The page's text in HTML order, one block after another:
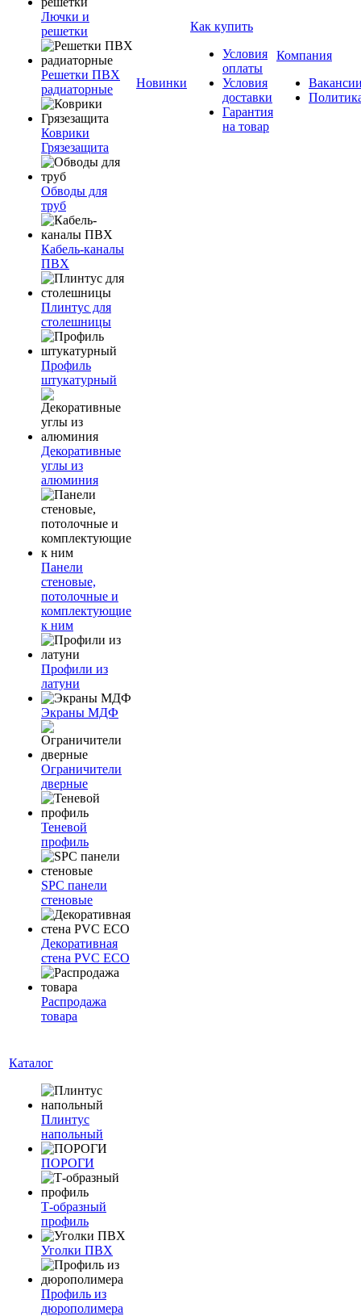
Лючки и
решетки
Решетки ПВХ
радиаторные
Коврики
Грязезащита
Обводы для
труб
Кабель-каналы
ПВХ
Плинтус для
столешницы
Профиль
штукатурный
Декоративные
углы из
алюминия
Панели
стеновые,
потолочные и
комплектующие
к ним
Профили из
латуни
Экраны МДФ
Ограничители
дверные
Теневой
профиль
SPC панели
стеновые
Декоративная
стена PVC ECO
Распродажа
товара
Новинки
Как купить
Условия
оплаты
Условия
доставки
Гарантия
на товар
Компания
Каталог
Плинтус
напольный
ПОРОГИ
Т-образный
профиль
Уголки ПВХ
Профиль из
дюрополимера